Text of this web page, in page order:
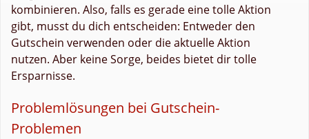
kombinieren. Also, falls es gerade eine tolle Aktion
gibt, musst du dich entscheiden: Entweder den
Gutschein verwenden oder die aktuelle Aktion
nutzen. Aber keine Sorge, beides bietet dir tolle
Ersparnisse.
Problemlösungen bei Gutschein-
Problemen